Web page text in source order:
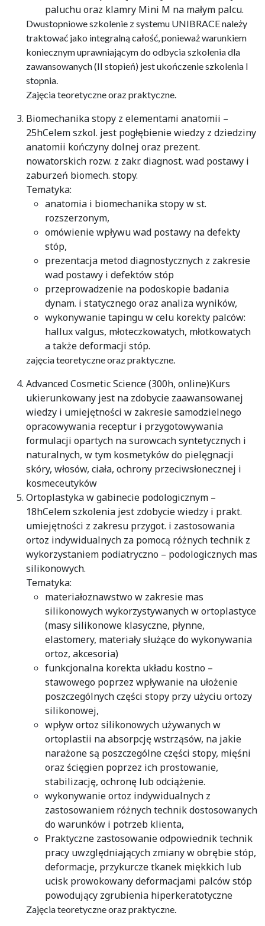
paluchu oraz klamry Mini M na małym palcu.
Dwustopniowe szkolenie z systemu UNIBRACE należy
traktować jako integralną całość, ponieważ warunkiem
koniecznym uprawniającym do odbycia szkolenia dla
zawansowanych (II stopień) jest ukończenie szkolenia I
stopnia.
Zajęcia teoretyczne oraz praktyczne.
Biomechanika stopy z elementami anatomii –
25hCelem szkol. jest pogłębienie wiedzy z dziedziny
anatomii kończyny dolnej oraz prezent.
nowatorskich rozw. z zakr. diagnost. wad postawy i
zaburzeń biomech. stopy.
Tematyka:
anatomia i biomechanika stopy w st.
rozszerzonym,
omówienie wpływu wad postawy na defekty
stóp,
prezentacja metod diagnostycznych z zakresie
wad postawy i defektów stóp
przeprowadzenie na podoskopie badania
dynam. i statycznego oraz analiza wyników,
wykonywanie tapingu w celu korekty palców:
hallux valgus, młoteczkowatych, młotkowatych
a także deformacji stóp.
zajęcia teoretyczne oraz praktyczne.
Advanced Cosmetic Science (300h, online)Kurs
ukierunkowany jest na zdobycie zaawansowanej
wiedzy i umiejętności w zakresie samodzielnego
opracowywania receptur i przygotowywania
formulacji opartych na surowcach syntetycznych i
naturalnych, w tym kosmetyków do pielęgnacji
skóry, włosów, ciała, ochrony przeciwsłonecznej i
kosmeceutyków
Ortoplastyka w gabinecie podologicznym –
18hCelem szkolenia jest zdobycie wiedzy i prakt.
umiejętności z zakresu przygot. i zastosowania
ortoz indywidualnych za pomocą różnych technik z
wykorzystaniem podiatryczno – podologicznych mas
silikonowych.
Tematyka:
materiałoznawstwo w zakresie mas
silikonowych wykorzystywanych w ortoplastyce
(masy silikonowe klasyczne, płynne,
elastomery, materiały służące do wykonywania
ortoz, akcesoria)
funkcjonalna korekta układu kostno –
stawowego poprzez wpływanie na ułożenie
poszczególnych części stopy przy użyciu ortozy
silikonowej,
wpływ ortoz silikonowych używanych w
ortoplastii na absorpcję wstrząsów, na jakie
narażone są poszczególne części stopy, mięśni
oraz ścięgien poprzez ich prostowanie,
stabilizację, ochronę lub odciążenie.
wykonywanie ortoz indywidualnych z
zastosowaniem różnych technik dostosowanych
do warunków i potrzeb klienta,
Praktyczne zastosowanie odpowiednik technik
pracy uwzględniających zmiany w obrębie stóp,
deformacje, przykurcze tkanek miękkich lub
ucisk prowokowany deformacjami palców stóp
powodujący zgrubienia hiperkeratotyczne
Zajęcia teoretyczne oraz praktyczne.